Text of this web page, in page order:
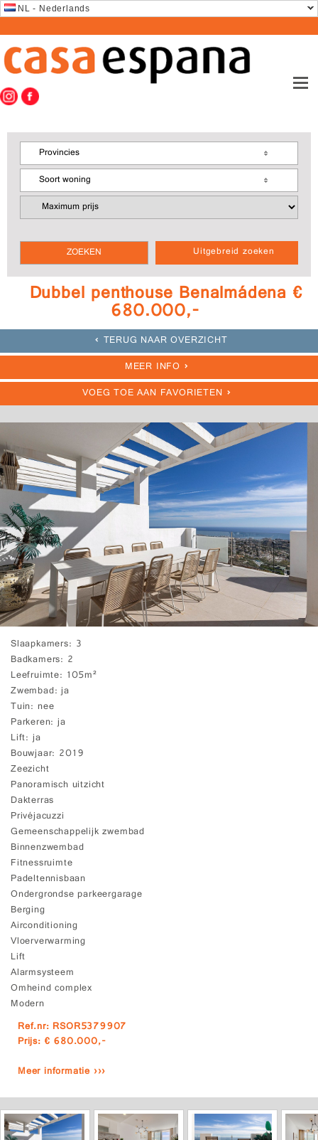
NL - Nederlands
Uitgebreid zoeken
Provincies
Soort woning
Dubbel penthouse Benalmádena €
680.000,-
TERUG NAAR OVERZICHT
MEER INFO
VOEG TOE AAN FAVORIETEN
Slaapkamers 3
Badkamers 2
Leefruimte 105m²
Zwembad ja
Tuin nee
Parkeren ja
Lift ja
Bouwjaar 2019
Zeezicht
Panoramisch uitzicht
Dakterras
Privéjacuzzi
Gemeenschappelijk zwembad
Binnenzwembad
Fitnessruimte
Padeltennisbaan
Ondergrondse parkeergarage
Berging
Airconditioning
Vloerverwarming
Lift
Alarmsysteem
Omheind complex
Modern
Ref.nr: RSOR5379907
Prijs: € 680.000,-
Meer informatie ›››